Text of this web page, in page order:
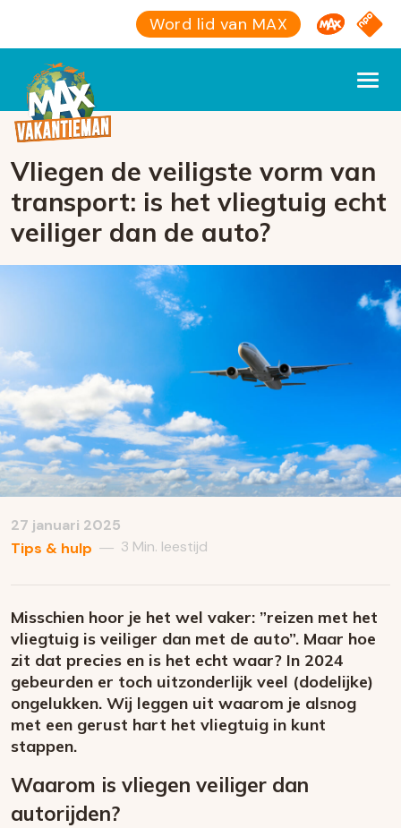
Word lid van MAX Omroep
NPO
Vliegen de veiligste vorm van
transport: is het vliegtuig echt
veiliger dan de auto?
27 januari 2025
Tips & hulp — 3 Min. leestijd
Misschien hoor je het wel vaker: ”reizen met het
vliegtuig is veiliger dan met de auto”. Maar hoe
zit dat precies en is het echt waar? In 2024
gebeurden er toch uitzonderlijk veel (dodelijke)
ongelukken. Wij leggen uit waarom je alsnog
met een gerust hart het vliegtuig in kunt
stappen.
Waarom is vliegen veiliger dan
autorijden?